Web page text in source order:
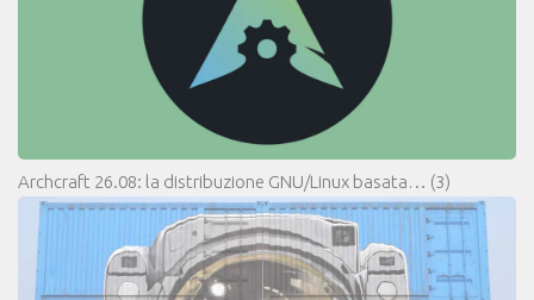
Archcraft 26.08: la distribuzione GNU/Linux basata… (3)